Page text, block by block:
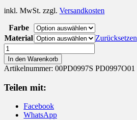
inkl. MwSt. zzgl. Versandkosten
Farbe
Material
Zurücksetzen
Halskette
mit
Holz
Anhänger
Menge
In den Warenkorb
Artikelnummer: 00PD0997S PD0997O01
Teilen mit:
Facebook
WhatsApp